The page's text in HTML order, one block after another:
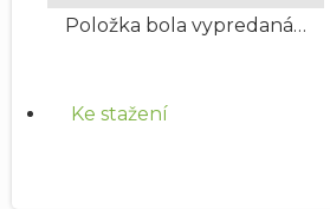
Položka bola vypredaná…
Ke stažení